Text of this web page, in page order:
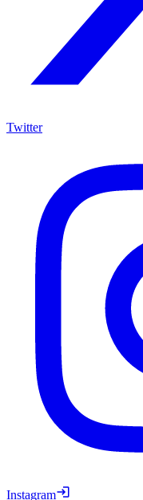
Twitter
Instagram